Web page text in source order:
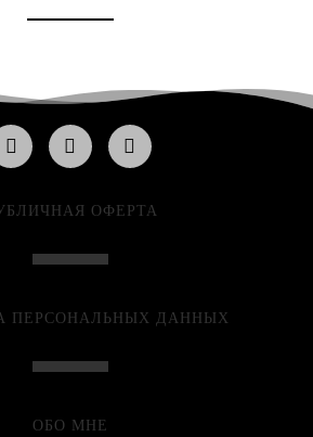
ОФЕРТА
ПЕРСОНАЛЬНЫХ ДАННЫХ
ОБО МНЕ